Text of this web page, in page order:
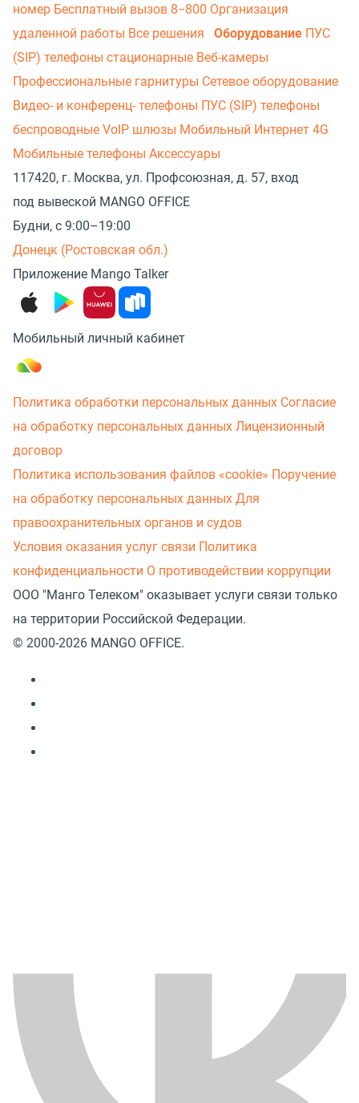
номер Бесплатный вызов 8−800 Организация
удаленной работы Все решения Оборудование ПУС
(SIP) телефоны стационарные Веб-камеры
Профессиональные гарнитуры Сетевое оборудование
Видео- и конференц- телефоны ПУС (SIP) телефоны
беспроводные VoIP шлюзы Мобильный Интернет 4G
Мобильные телефоны Аксессуары
117420, г. Москва, ул. Профсоюзная, д. 57, вход
под вывеской MANGO OFFICE
Будни, с 9:00–19:00
Донецк (Ростовская обл.)
Приложение Mango Talker
Мобильный личный кабинет
Политика обработки персональных данных Согласие
на обработку персональных данных Лицензионный
договор
Политика использования файлов «cookie» Поручение
на обработку персональных данных Для
правоохранительных органов и судов
Условия оказания услуг связи Политика
конфиденциальности О противодействии коррупции
ООО "Манго Телеком" оказывает услуги связи только
на территории Российской Федерации.
© 2000-2026 MANGO OFFICE.